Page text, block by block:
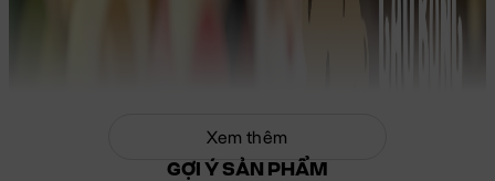
Xem thêm
GỢI Ý SẢN PHẨM